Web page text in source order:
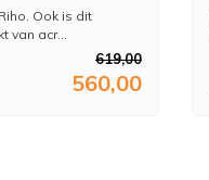
Ook is dit
van acr...
619,00
560,00